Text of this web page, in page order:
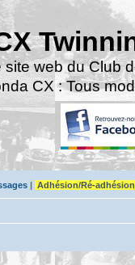
site web du Club
CX : Tous
| Adhésion/Ré-adhésion